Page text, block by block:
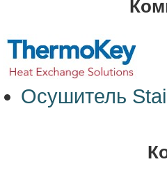
Осушитель